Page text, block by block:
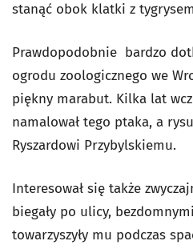
stanąć obok klatki z
Prawdopodobnie bardzo
ogrodu zoologicznego we
piękny marabut. Kilka lat
namalował tego ptaka, a
Ryszardowi Przybylskiemu.
Interesował się także
biegały po ulicy,
towarzyszyły mu podczas